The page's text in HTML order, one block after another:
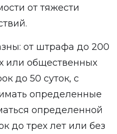
от тяжести
от штрафа до 200
или общественных
до 50 суток, с
определенные
определенной
до трех лет или без